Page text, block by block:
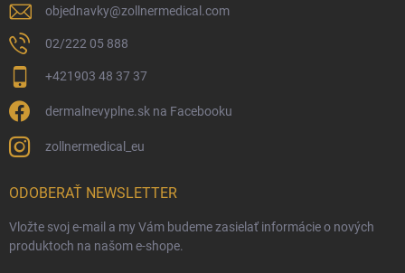
objednavky@zollnermedical.com
02/222 05 888
+421903 48 37 37
dermalnevyplne.sk na Facebooku
zollnermedical_eu
ODOBERAŤ NEWSLETTER
Vložte svoj e-mail a my Vám budeme zasielať informácie o nových
produktoch na našom e-shope.